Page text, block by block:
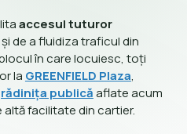
accesul tuturor
și de a fluidiza traficul din
în care locuiesc, toți
la GREENFIELD Plaza,
publicăaflate acum
facilitate din cartier.